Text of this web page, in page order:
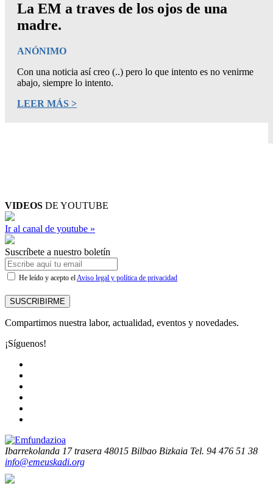
La EM a traves de los ojos de una
madre.
ANÓNIMO
Con una noticia así creo (..) pero lo que intento es no venirme
abajo, siempre lo intento.
LEER MÁS >
VIDEOS DE YOUTUBE
Ir al canal de youtube »
Suscríbete a nuestro boletín
He leído y acepto elAviso legal y política de privacidad
SUSCRIBIRME
Compartimos nuestra labor, actualidad, eventos y novedades.
¡Síguenos!
Ibarrekolanda 17 trasera 48015 Bilbao Bizkaia Tel. 94 476 51 38
info@emeuskadi.org